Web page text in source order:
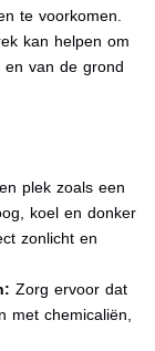
te voorkomen.
kan helpen om
en van de grond
plek zoals een
koel en donker
zonlicht en
Zorg ervoor dat
met chemicaliën,